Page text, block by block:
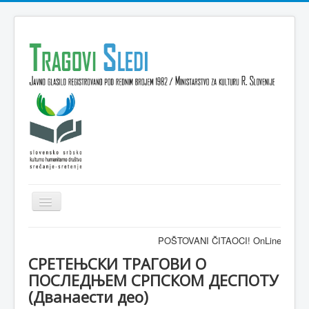
Isključi
navigaciju
VESTI
KULTURA
INTERVJU
POŠTOVANI ČITAOCI! OnLine
СРЕТЕЊСКИ ТРАГОВИ О
ПОСЛЕДЊЕМ СРПСКОМ ДЕСПОТУ
(Дванаести део)